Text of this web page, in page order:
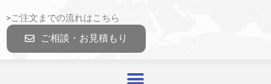
>ご注文までの流れはこちら
ご相談・お見積もり